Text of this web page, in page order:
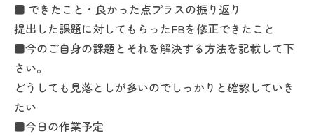
■ できたこと・良かった点プラスの振り返り
提出した課題に対してもらったFBを修正できたこと
■今のご自身の課題とそれを解決する方法を記載して下
さい。
どうしても見落としが多いのでしっかりと確認していき
たい
■今日の作業予定